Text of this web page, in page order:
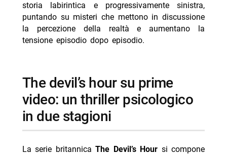
- perché il thriller lascia il segno: colpi di scena e
interpretazioni magnetiche
- cast principale di the devil’s hour
- Average Joe su Paramount+ dal 19 agosto 2026
- The Last Sunrise su Prime Video ad agosto
- RoboCop serie TV: Prime Video ordina 8 episodi con
James Wan
- Elle 2 si farà: Prime Video conferma nuova stagione
storia labirintica e progressivamente sinistra,
puntando su misteri che mettono in discussione
la percezione della realtà e aumentano la
tensione episodio dopo episodio.
the devil’s hour su prime
video: un thriller psicologico
in due stagioni
La serie britannicaThe Devil’s Hour si compone